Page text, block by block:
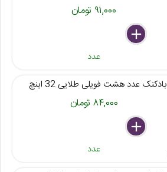
۹۱,۰۰۰ تومان
delete
remove
add
عدد
بادکنک عدد هشت فویلی طلایی 32 اینچ
۸۴,۰۰۰ تومان
delete
remove
add
عدد